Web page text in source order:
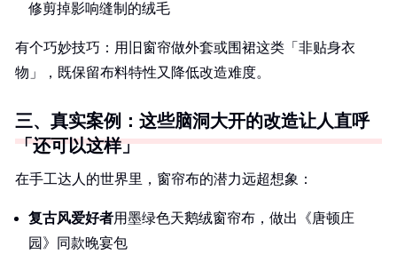
修剪掉影响缝制的绒毛
有个巧妙技巧：用旧窗帘做外套或围裙这类「非贴身衣
物」，既保留布料特性又降低改造难度。
三、真实案例：这些脑洞大开的改造让人直呼
「还可以这样」
在手工达人的世界里，窗帘布的潜力远超想象：
复古风爱好者用墨绿色天鹅绒窗帘布，做出《唐顿庄
园》同款晚宴包